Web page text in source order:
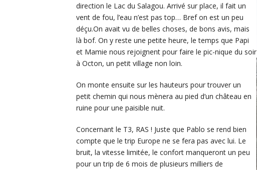
direction le Lac du Salagou. Arrivé sur place, il fait un
vent de fou, l’eau n’est pas top… Bref on est un peu
déçu.On avait vu de belles choses, de bons avis, mais
là bof. On y reste une petite heure, le temps que Papi
et Mamie nous rejoignent pour faire le pic-nique du soir
à Octon, un petit village non loin.
On monte ensuite sur les hauteurs pour trouver un
petit chemin qui nous mènera au pied d’un château en
ruine pour une paisible nuit.
Concernant le T3, RAS ! Juste que Pablo se rend bien
compte que le trip Europe ne se fera pas avec lui. Le
bruit, la vitesse limitée, le confort manqueront un peu
pour un trip de 6 mois de plusieurs milliers de